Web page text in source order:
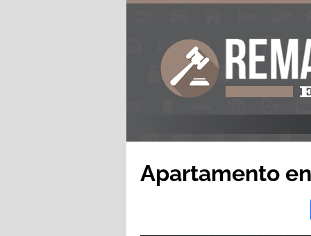
Apartamento